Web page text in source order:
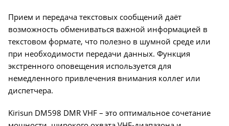
Прием и передача текстовых сообщений даёт
возможность обмениваться важной информацией в
текстовом формате, что полезно в шумной среде или
при необходимости передачи данных. Функция
экстренного оповещения используется для
немедленного привлечения внимания коллег или
диспетчера.
Kirisun DM598 DMR VHF – это оптимальное сочетание